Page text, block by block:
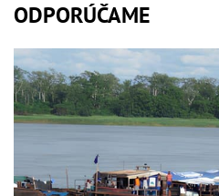
ODPORÚČAME